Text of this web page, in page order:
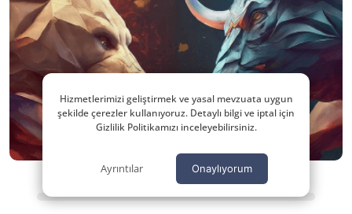
Hizmetlerimizi geliştirmek ve yasal mevzuata uygun
şekilde çerezler kullanıyoruz. Detaylı bilgi ve iptal için
Gizlilik Politikamızı inceleyebilirsiniz.
Ayrıntılar Onaylıyorum